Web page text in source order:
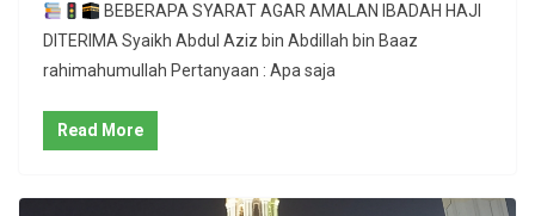
BEBERAPA SYARAT AGAR AMALAN IBADAH HAJI
DITERIMA Syaikh Abdul Aziz bin Abdillah bin Baaz
rahimahumullah Pertanyaan : Apa saja
Read More